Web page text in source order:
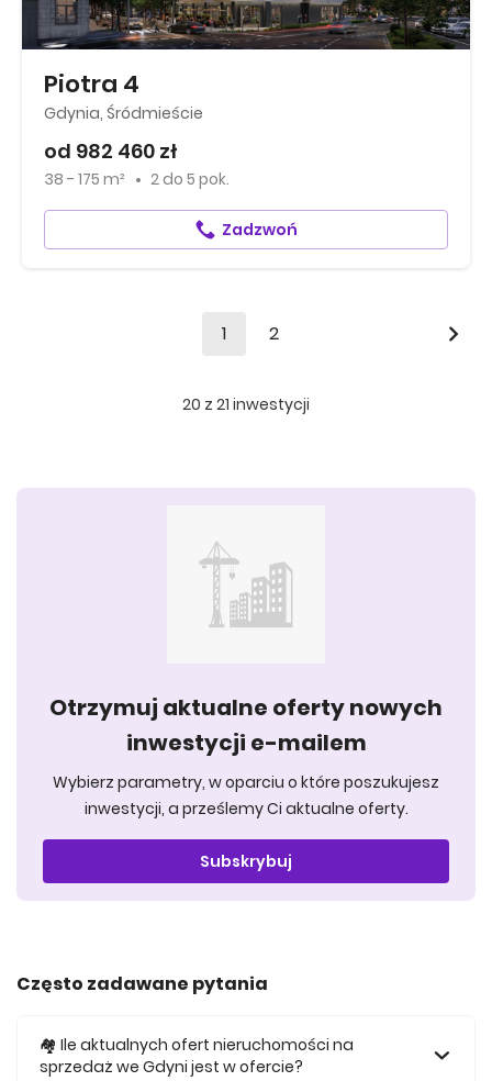
Piotra 4
Gdynia, Śródmieście
od 982 460 zł
38 - 175 m² 2 do 5 pok.
Zadzwoń
1 2
20 z 21 inwestycji
Otrzymuj aktualne oferty nowych
inwestycji e-mailem
Wybierz parametry, w oparciu o które poszukujesz
inwestycji, a prześlemy Ci aktualne oferty.
Subskrybuj
Często zadawane pytania
🏘️ Ile aktualnych ofert nieruchomości na
sprzedaż we Gdyni jest w ofercie?